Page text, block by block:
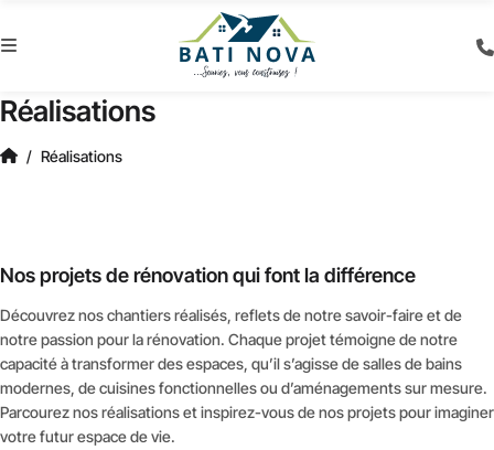
Réalisations
Réalisations
Nos projets de rénovation qui font la différence
Découvrez nos chantiers réalisés, reflets de notre savoir-faire et de
notre passion pour la rénovation. Chaque projet témoigne de notre
capacité à transformer des espaces, qu’il s’agisse de salles de bains
modernes, de cuisines fonctionnelles ou d’aménagements sur mesure.
Parcourez nos réalisations et inspirez-vous de nos projets pour imaginer
votre futur espace de vie.